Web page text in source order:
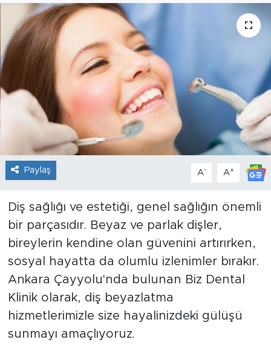
Paylaş A- A+
Diş sağlığı ve estetiği, genel sağlığın önemli
bir parçasıdır. Beyaz ve parlak dişler,
bireylerin kendine olan güvenini artırırken,
sosyal hayatta da olumlu izlenimler bırakır.
Ankara Çayyolu'nda bulunan Biz Dental
Klinik olarak, diş beyazlatma
hizmetlerimizle size hayalinizdeki gülüşü
sunmayı amaçlıyoruz.
Sağlık Turizmi
Sanat
Spor
Teknoloji
Haber Arşivi